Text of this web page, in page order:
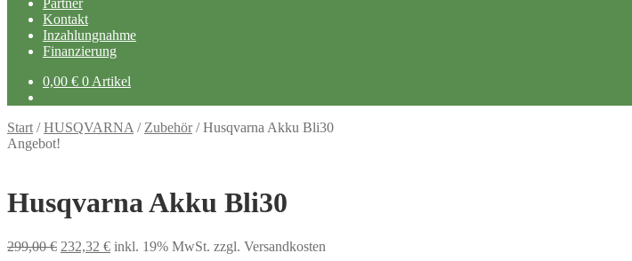
Partner
Kontakt
Inzahlungnahme
Finanzierung
0,00 € 0 Artikel
Start /HUSQVARNA / Zubehör/Husqvarna Akku Bli30
Angebot!
Husqvarna Akku Bli30
299,00€ Ursprünglicher
232,32 €Aktueller
inkl. 19% MwSt. zzgl. Versandkosten